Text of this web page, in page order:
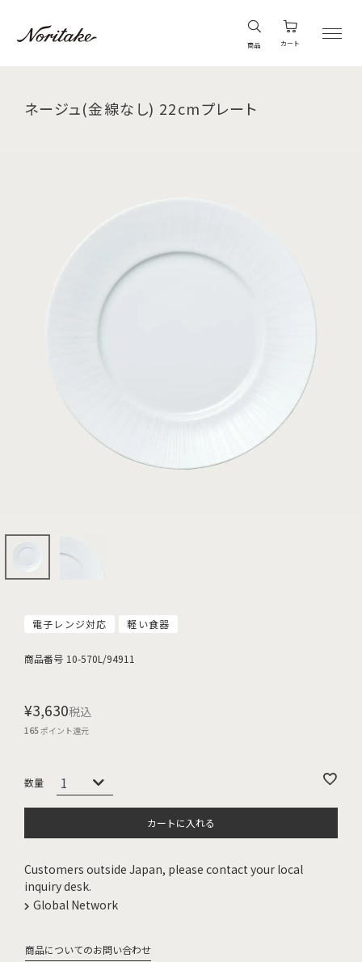
商品 カート
ネージュ(金線なし) 22cmプレート
電子レンジ対応 軽い食器
商品番号 10-570L/94911
¥3,630税込
165ポイント還元
カートに入れる
Customers outside Japan, please contact your local
inquiry desk.
Global Network
商品についてのお問い合わせ